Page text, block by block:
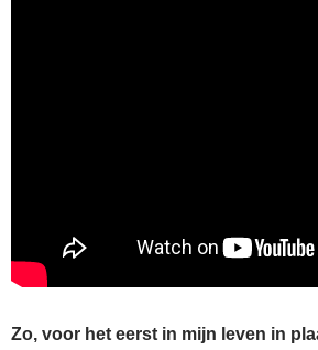
Zo, voor het eerst in mijn leven in